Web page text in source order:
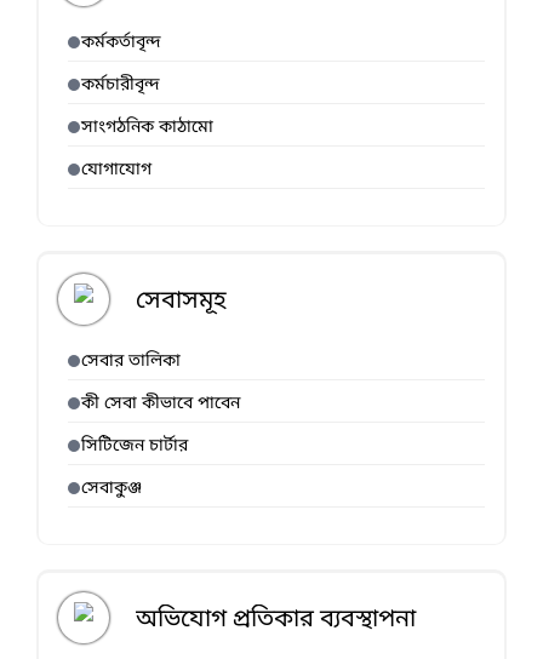
কর্মকর্তাবৃন্দ
কর্মচারীবৃন্দ
সাংগঠনিক কাঠামো
যোগাযোগ
সেবাসমূহ
সেবার তালিকা
কী সেবা কীভাবে পাবেন
সিটিজেন চার্টার
সেবাকুঞ্জ
অভিযোগ প্রতিকার ব্যবস্থাপনা